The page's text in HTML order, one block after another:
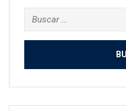
Buscar: